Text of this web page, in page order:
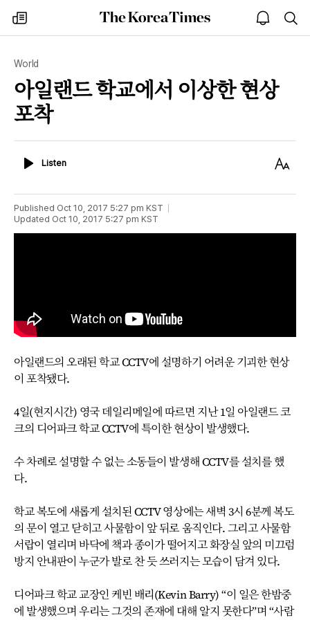
my
times
The
Korea
open
notice
World
아일랜드 학교에서 이상한 현상
포착
ListenListen
Text
Published Oct 10, 2017 5:27 pm KST
Updated Oct 10, 2017 5:27 pm KST
아일랜드의 오래된 학교 CCTV에 설명하기 어려운 기괴한 현상
이 포착됐다.
4일(현지시간) 영국 데일리메일에 따르면 지난 1일 아일랜드 코
크의 디어파크 학교 CCTV에 특이한 현상이 발생했다.
수 차례로 설명할 수 없는 소동들이 발생해 CCTV를 설치를 했
다.
학교 복도에 새롭게 설치된 CCTV 영상에는 새벽 3시 6분께 복도
의 문이 열고 닫히고 사물함이 앞 뒤로 움직인다. 그리고 사물함
서랍이 열리며 바닥에 책과 종이가 떨어지고 화장실 앞의 미끄럼
방지 안내판이 누군가 발로 찬 듯 쓰러지는 모습이 담겨 있다.
디어파크 학교 교장인 케빈 배리(Kevin Barry) “이 일은 한밤중
에 발생했으며 우리는 그것의 존재에 대해 알지 못한다”며 “사람